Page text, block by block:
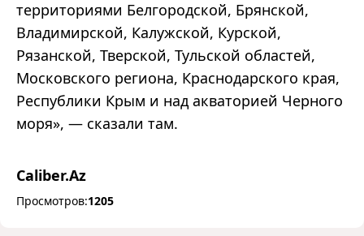
территориями Белгородской, Брянской,
Владимирской, Калужской, Курской,
Рязанской, Тверской, Тульской областей,
Московского региона, Краснодарского края,
Республики Крым и над акваторией Черного
моря», — сказали там.
Caliber.Az
Просмотров:1205